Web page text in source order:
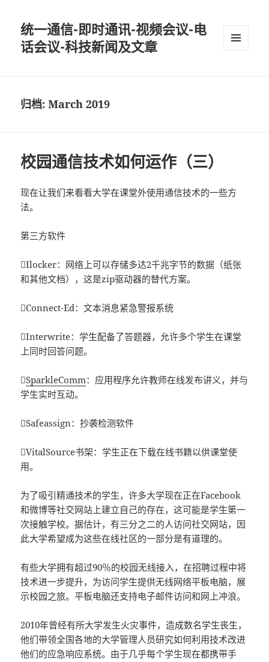
统一通信-即时通讯-视频会议-电
话会议-科技新闻及文章
归档: March 2019
校园通信技术如何运作（三）
现在让我们来看看大学在课堂外使用通信技术的一些方
法。
第三方软件
Ilocker：网络上可以存储多达2千兆字节的数据（纸张
和其他文档），这是zip驱动器的替代方案。
Connect-Ed：文本消息紧急警报系统
Interwrite：学生配备了答题器，允许多个学生在课堂
上同时回答问题。
SparkleComm：应用程序允许教师在线发布讲义，并与
学生实时互动。
Safeassign：抄袭检测软件
VitalSource书架：学生正在下载在线书籍以供课堂使
用。
为了吸引精通技术的学生，许多大学现在正在Facebook
和微博等社交网站上建立自己的存在，这可能是学生第一
次接触学校。据估计，有三分之二的人访问社交网站，因
此大学希望成为这些在线社区的一部分是有道理的。
有些大学拥有超过90％的校园无线接入，在招聘过程中将
技术进一步提升，为访问学生提供无线网络平板电脑，展
示校园之旅。平板电脑还支持电子邮件访问和网上冲浪。
2010年曾经有所大学发生火灾事件，造成数名学生丧生，
他们带领全国各地的大学管理人员研究如何利用技术改进
他们的应急响应系统。由于几乎每个学生现在都携带手